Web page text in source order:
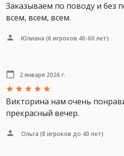
Заказываем по поводу и без
всем, всем, всем.
Юлиана (6 игроков 40-60 лет)
2 января 2026 г.
Викторина нам очень
прекрасный вечер.
Ольга (8 игроков до 40 лет)